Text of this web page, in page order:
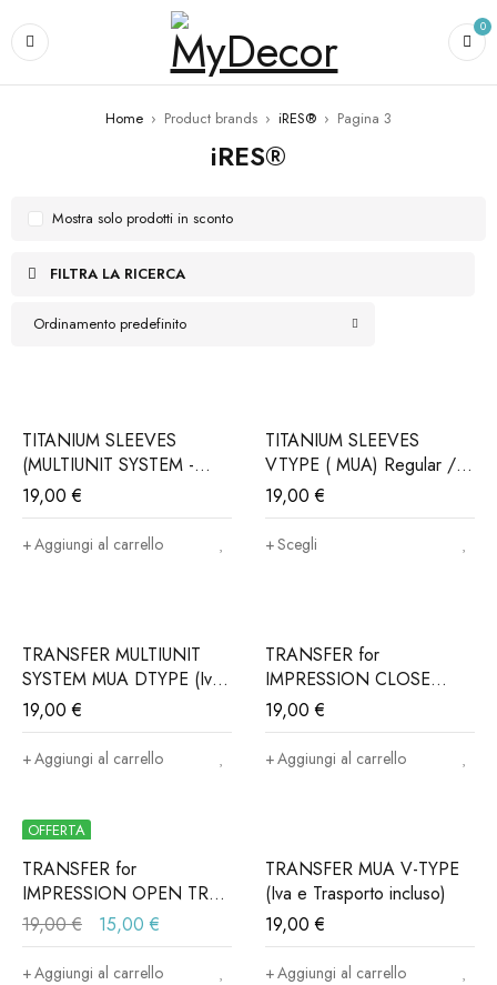
0
Home › Product brands › iRES® › Pagina 3
iRES®
FILTRA LA RICERCA
Ordinamento predefinito
Mostra solo prodotti in sconto
TITANIUM SLEEVES
(MULTIUNIT SYSTEM -
MUA) DTYPE (Iva e
trasporto incluso)
19,00€
Aggiungi al carrello
TITANIUM SLEEVES
VTYPE ( MUA) Regular /
CadCam (Iva e trasporto
incluso)
19,00€
Scegli
TRANSFER MULTIUNIT
SYSTEM MUA DTYPE (Iva
e trasporto incluso)
19,00€
Aggiungi al carrello
TRANSFER for
IMPRESSION CLOSE
TRAY - Connessione:
ALPHABIO®, MIS®,
NORIS®..(Iva e trasporto
19,00€
Aggiungi al carrello
OFFERTA
TRANSFER for
IMPRESSION OPEN TRAY
- Connessione
ALPHABIO®, MIS®,
NORIS®..(Iva e trasporto
19,00€ 15,00 €
Aggiungi al carrello
TRANSFER MUA V-TYPE
(Iva e Trasporto incluso)
19,00€
Aggiungi al carrello